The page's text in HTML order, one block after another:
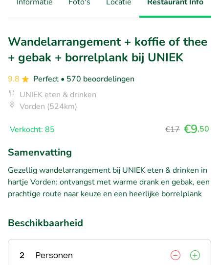
Wandelarrangement + koffie of thee
+ gebak + borrelplank bij UNIEK
9.8 Perfect • 570 beoordelingen
UNIEK eten & drinken
Vorden (524km)
Verkocht: 85 €17 €9,50
Samenvatting
Gezellig wandelarrangement bij UNIEK eten & drinken in
hartje Vorden: ontvangst met warme drank en gebak, een
prachtige route naar keuze en een heerlijke borrelplank
Beschikbaarheid
2 Personen